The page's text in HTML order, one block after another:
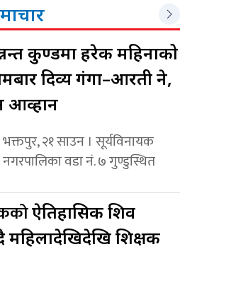
कुण्डमा हरेक महिनाको
दिव्य गंगा–आरती हुने,
आव्हान
भक्तपुर, २१ साउन । सूर्यविनायक
नगरपालिका वडा नं. ७ गुण्डुस्थित
ऐतिहासिक शिव
महिलादेखिदेखि शिक्षक